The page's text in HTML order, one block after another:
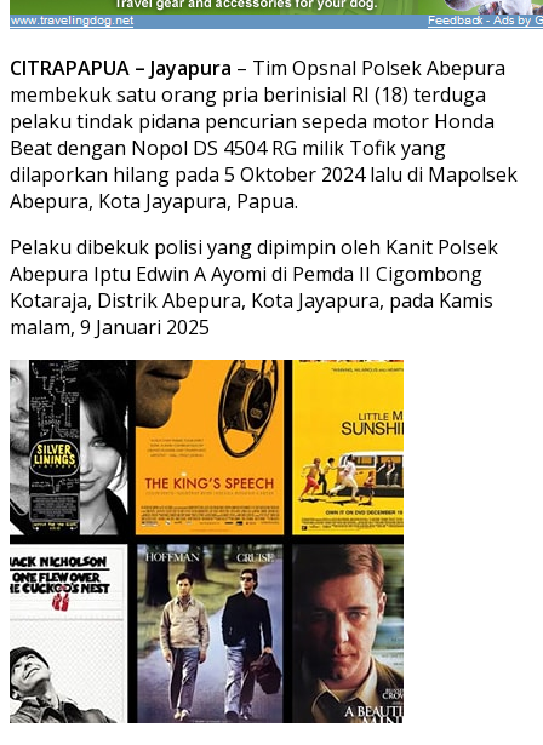
CITRAPAPUA – Jayapura – Tim Opsnal Polsek Abepura
membekuk satu orang pria berinisial RI (18) terduga
pelaku tindak pidana pencurian sepeda motor Honda
Beat dengan Nopol DS 4504 RG milik Tofik yang
dilaporkan hilang pada 5 Oktober 2024 lalu di Mapolsek
Abepura, Kota Jayapura, Papua.
Pelaku dibekuk polisi yang dipimpin oleh Kanit Polsek
Abepura Iptu Edwin A Ayomi di Pemda II Cigombong
Kotaraja, Distrik Abepura, Kota Jayapura, pada Kamis
malam, 9 Januari 2025